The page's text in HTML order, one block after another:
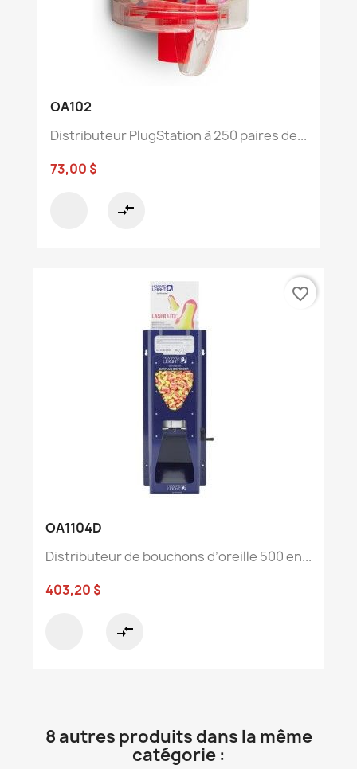
OA102
Distributeur PlugStation à 250 paires de...
73,00 $
compare_arrows
OA1104D
Distributeur de bouchons d’oreille 500 en...
403,20 $
compare_arrows
favorite_border
8 autres produits dans la même
catégorie :